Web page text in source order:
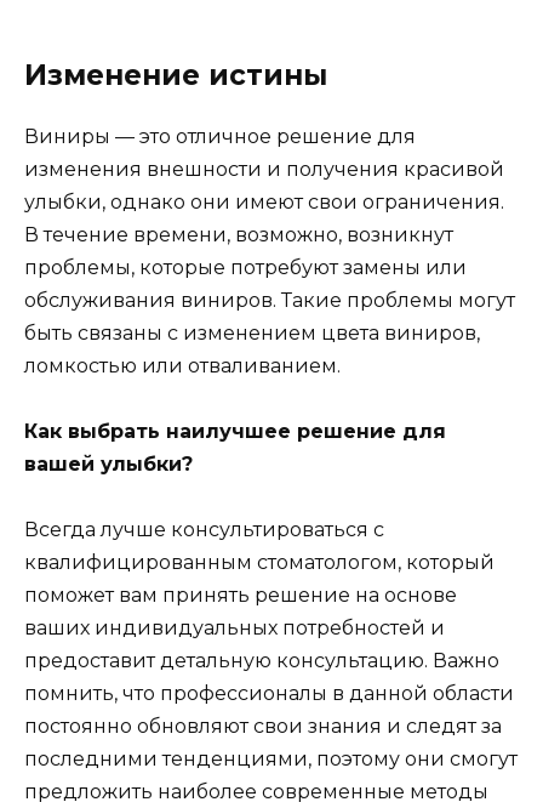
Изменение истины
Виниры — это отличное решение для
изменения внешности и получения красивой
улыбки, однако они имеют свои ограничения.
В течение времени, возможно, возникнут
проблемы, которые потребуют замены или
обслуживания виниров. Такие проблемы могут
быть связаны с изменением цвета виниров,
ломкостью или отваливанием.
Как выбрать наилучшее решение для
вашей улыбки?
Всегда лучше консультироваться с
квалифицированным стоматологом, который
поможет вам принять решение на основе
ваших индивидуальных потребностей и
предоставит детальную консультацию. Важно
помнить, что профессионалы в данной области
постоянно обновляют свои знания и следят за
последними тенденциями, поэтому они смогут
предложить наиболее современные методы